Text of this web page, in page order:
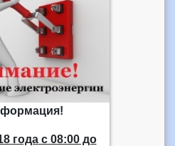
годас 08:00 до